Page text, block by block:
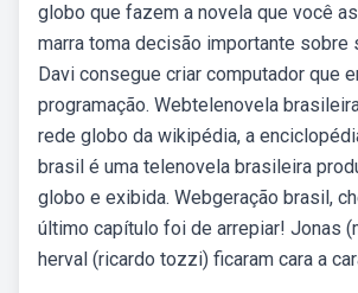
globo que fazem a novela que você
marra toma decisão importante sobre
Davi consegue criar computador que
programação. Webtelenovela
rede globo da wikipédia, a
brasil é uma telenovela brasileira
globo e exibida. Webgeração brasil,
último capítulo foi de arrepiar! Jonas
herval (ricardo tozzi) ficaram cara a